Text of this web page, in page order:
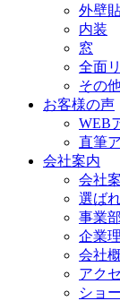
外壁
内装
窓
全面
その
お客様の声
WEB
直筆
会社案内
会社
選ば
事業
企業
会社
アク
ショ